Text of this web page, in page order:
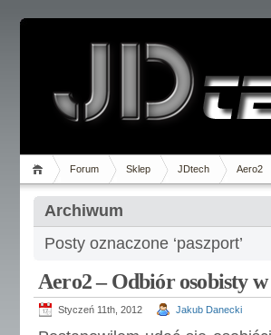
Forum Sklep JDtech Aero2
Archiwum
Posty oznaczone ‘paszport’
Aero2 – Odbiór osobisty
Styczeń 11th, 2012 Jakub Danecki